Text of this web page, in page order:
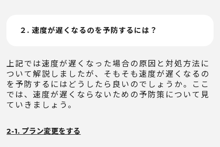
２. 速度が遅くなるのを予防するには？
上記では速度が遅くなった場合の原因と対処方法に
ついて解説しましたが、そもそも速度が遅くなるの
を予防するにはどうしたら良いのでしょうか。ここ
では、速度が遅くならないための予防策について見
ていきましょう。
2-1. プラン変更をする